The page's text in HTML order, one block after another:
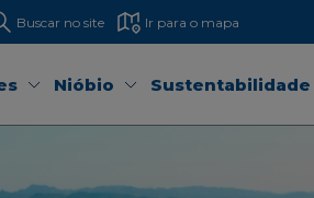
Buscar no site Ir para o mapa
Nióbio Sustentabilidade